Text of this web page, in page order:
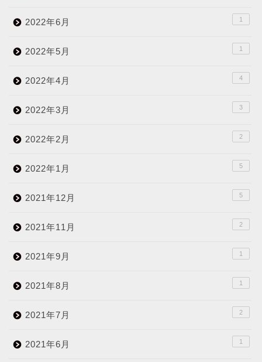
2022年6月 1
2022年5月 1
2022年4月 4
2022年3月 3
2022年2月 2
2022年1月 5
2021年12月 5
2021年11月 2
2021年9月 1
2021年8月 1
2021年7月 2
2021年6月 1